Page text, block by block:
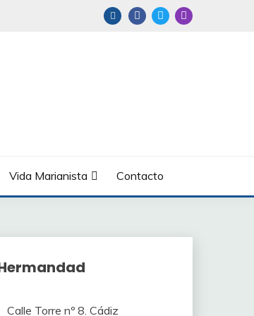
Vida Marianista Contacto
Calle Torre nº 8. Cádiz